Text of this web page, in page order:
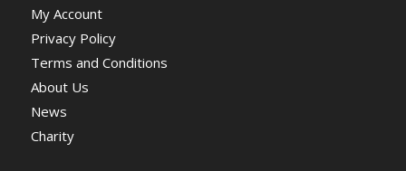
My Account
Privacy Policy
Terms and Conditions
About Us
News
Charity